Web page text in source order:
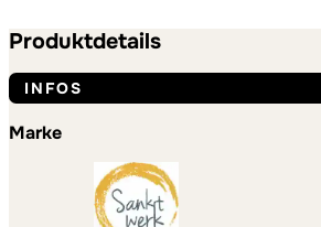
Produktdetails
INFOS
Marke